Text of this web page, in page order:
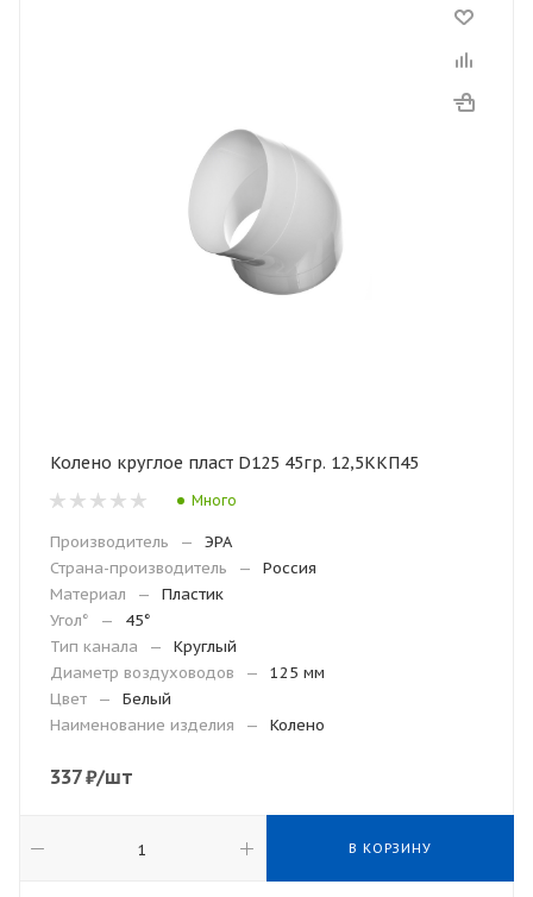
Колено круглое пласт D125 45гр. 12,5ККП45
Много
Производитель —
ЭРА
Страна-производитель
—
Россия
Материал
—
Пластик
Угол°
—
45°
Тип канала
—
Круглый
Диаметр воздуховодов
—
125 мм
Цвет
—
Белый
Наименование изделия
— Колено
337₽/шт
В КОРЗИНУ